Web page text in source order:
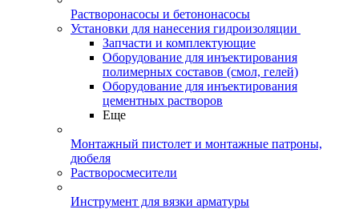
Растворонасосы и бетононасосы
Установки для нанесения гидроизоляции
Запчасти и комплектующие
Оборудование для инъектирования
полимерных составов (смол, гелей)
Оборудование для инъектирования
цементных растворов
Еще
Монтажный пистолет и монтажные патроны,
дюбеля
Растворосмесители
Инструмент для вязки арматуры